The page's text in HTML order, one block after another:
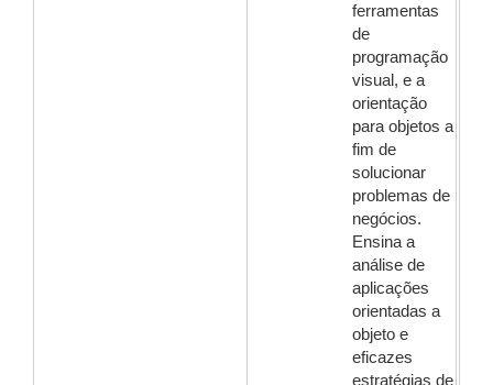
ferramentas
de
programação
visual, e a
orientação
para objetos a
fim de
solucionar
problemas de
negócios.
Ensina a
análise de
aplicações
orientadas a
objeto e
eficazes
estratégias de